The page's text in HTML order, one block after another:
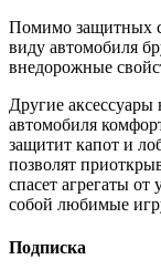
Помимо защитных
виду автомобиля
внедорожные
Другие
автомобиля
защитит капот и
позволят
спасет агрегаты от
собой любимые
Подписка